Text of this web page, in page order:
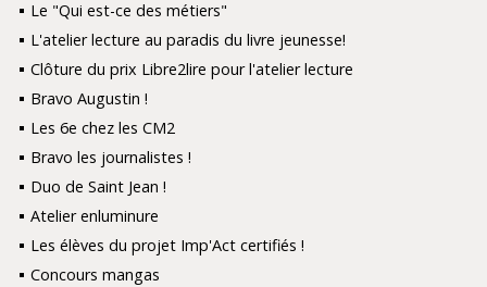
Le "Qui est-ce des métiers"
L'atelier lecture au paradis du livre jeunesse!
Clôture du prix Libre2lire pour l'atelier lecture
Bravo Augustin !
Les 6e chez les CM2
Bravo les journalistes !
Duo de Saint Jean !
Atelier enluminure
Les élèves du projet Imp'Act certifiés !
Concours mangas